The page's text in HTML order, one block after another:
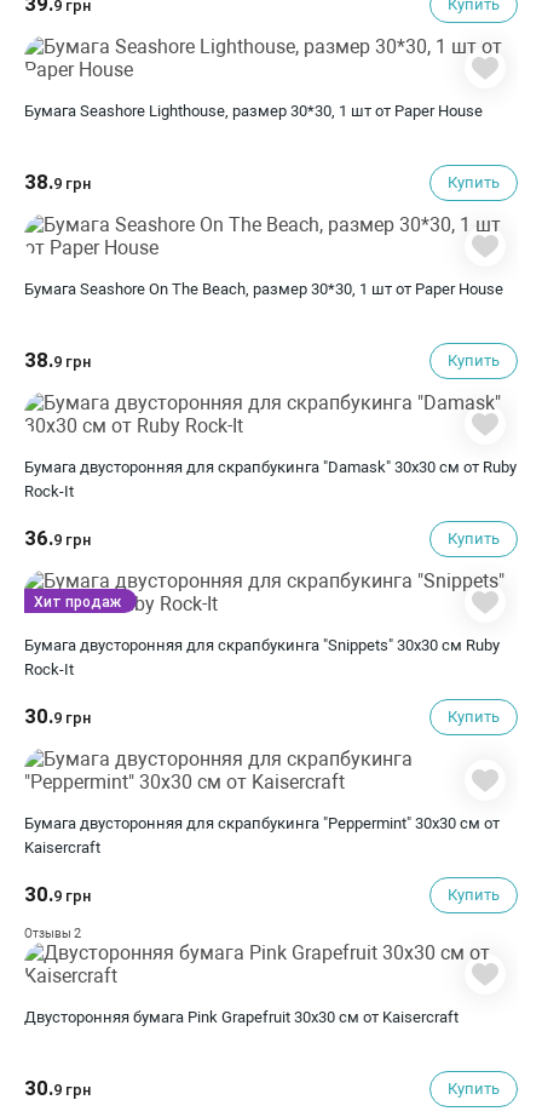
9 грн Купить
Бумага Seashore Lighthouse, размер 30*30, 1 шт от Paper House
38.9 грн Купить
Бумага Seashore On The Beach, размер 30*30, 1 шт от Paper House
38.9 грн Купить
Бумага двусторонняя для скрапбукинга "Damask" 30х30 см от Ruby
Rock-It
36.9 грн Купить
Бумага двусторонняя для скрапбукинга "Snippets" 30х30 см Ruby
Rock-It
30.9 грн Купить
Хит продаж
Бумага двусторонняя для скрапбукинга "Peppermint" 30х30 см от
Kaisercraft
30.9 грн Купить
Отзывы 2
Двусторонняя бумага Pink Grapefruit 30х30 см от Kaisercraft
30.9 грн Купить